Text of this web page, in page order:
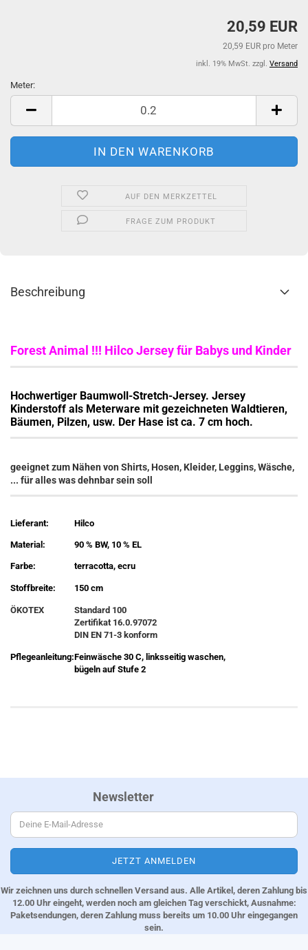
20,59 EUR
20,59 EUR pro Meter
inkl. 19% MwSt. zzgl. Versand
Meter:
Meter
AUF DEN MERKZETTEL
FRAGE ZUM PRODUKT
Beschreibung
Forest Animal !!! Hilco Jersey für Babys und Kinder
Hochwertiger Baumwoll-Stretch-Jersey. Jersey
Kinderstoff als Meterware mit gezeichneten Waldtieren,
Bäumen, Pilzen, usw. Der Hase ist ca. 7 cm hoch.
geeignet zum Nähen von Shirts, Hosen, Kleider, Leggins, Wäsche,
... für alles was dehnbar sein soll
Lieferant: Hilco
Material: 90 % BW, 10 % EL
Farbe: terracotta, ecru
Stoffbreite: 150 cm
ÖKOTEX
Standard 100
Zertifikat 16.0.97072
DIN EN 71-3 konform
Pflegeanleitung:Feinwäsche 30 C, linksseitig waschen,
bügeln auf Stufe 2
Newsletter
Wir zeichnen uns durch schnellen Versand aus. Alle Artikel, deren Zahlung bis
12.00 Uhr eingeht, werden noch am gleichen Tag verschickt, Ausnahme:
Paketsendungen, deren Zahlung muss bereits um 10.00 Uhr eingegangen
sein.